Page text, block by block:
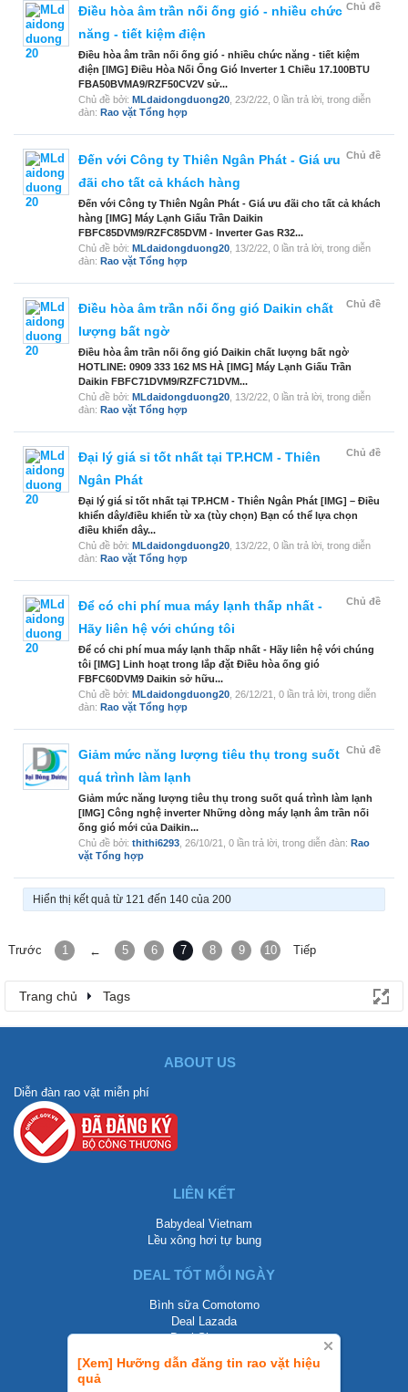
[Xem] Hưỡng dẫn đăng tin rao vặt hiệu
quả
Chủ đề
Điều hòa âm trần nối ống gió - nhiều chức
năng - tiết kiệm điện
Điều hòa âm trần nối ống gió - nhiều chức năng - tiết kiệm
điện [IMG] Điều Hòa Nối Ống Gió Inverter 1 Chiều 17.100BTU
FBA50BVMA9/RZF50CV2V sử...
Chủ đề bởi: MLdaidongduong20 23/2/22 , 0 lần trả lời, trong diễn
đàn: Rao vặt Tổng hợp
Chủ đề
Đến với Công ty Thiên Ngân Phát - Giá ưu
đãi cho tất cả khách hàng
Đến với Công ty Thiên Ngân Phát - Giá ưu đãi cho tất cả khách
hàng [IMG] Máy Lạnh Giấu Trần Daikin
FBFC85DVM9/RZFC85DVM - Inverter Gas R32...
Chủ đề bởi: MLdaidongduong20 13/2/22 , 0 lần trả lời, trong diễn
đàn: Rao vặt Tổng hợp
Chủ đề
Điều hòa âm trần nối ống gió Daikin chất
lượng bất ngờ
Điều hòa âm trần nối ống gió Daikin chất lượng bất ngờ
HOTLINE: 0909 333 162 MS HÀ [IMG] Máy Lạnh Giấu Trần
Daikin FBFC71DVM9/RZFC71DVM...
Chủ đề bởi: MLdaidongduong20 13/2/22 , 0 lần trả lời, trong diễn
đàn: Rao vặt Tổng hợp
Chủ đề
Đại lý giá sỉ tốt nhất tại TP.HCM - Thiên
Ngân Phát
Đại lý giá sỉ tốt nhất tại TP.HCM - Thiên Ngân Phát [IMG] – Điều
khiển dây/điều khiển từ xa (tùy chọn) Bạn có thể lựa chọn
điều khiển dây...
Chủ đề bởi: MLdaidongduong20 13/2/22 , 0 lần trả lời, trong diễn
đàn: Rao vặt Tổng hợp
Chủ đề
Để có chi phí mua máy lạnh thấp nhất -
Hãy liên hệ với chúng tôi
Để có chi phí mua máy lạnh thấp nhất - Hãy liên hệ với chúng
tôi [IMG] Linh hoạt trong lắp đặt Điều hòa ống gió
FBFC60DVM9 Daikin sở hữu...
Chủ đề bởi: MLdaidongduong20 26/12/21
, 0 lần trả lời, trong diễn
đàn: Rao vặt Tổng hợp
Chủ đề
Giảm mức năng lượng tiêu thụ trong suốt
quá trình làm lạnh
Giảm mức năng lượng tiêu thụ trong suốt quá trình làm lạnh
[IMG] Công nghệ inverter Những dòng máy lạnh âm trần nối
ống gió mới của Daikin...
Chủ đề bởi: thithi6293 26/10/21 , 0 lần trả lời, trong diễn đàn: Rao
vặt Tổng hợp
Hiển thị kết quả từ 121 đến 140 của 200
Trước 1 ← 5 6 7 8 9 10 Tiếp
Trang chủ Tags
ABOUT US
Diễn đàn rao vặt miễn phí
LIÊN KẾT
Babydeal Vietnam
Lều xông hơi tự bung
DEAL TỐT MỖI NGÀY
Bình sữa Comotomo
Deal Lazada
Deal Shopee
LIÊN HỆ